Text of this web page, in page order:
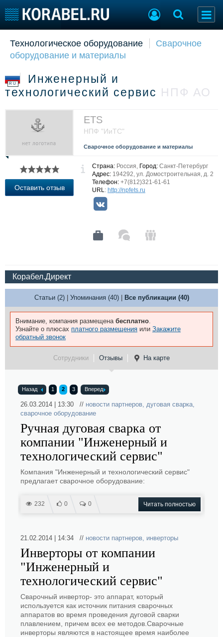
Судостроение
Пульс
Компании
Репутация
Крюинг
Журнал
Реклама
Торговая площадка
Доска объявлений
Оборудование
Изделия
Услуги
Конференции
Выставки и семинары
Личности
Флот
Галерея флота
Технологическое оборудование
Сварочное
оборудование и материалы
RU
Инженерный и
технологический сервис НПФ АО
ETS
НПФ "ИиТС"
Сварочное оборудование и материалы
Оставить отзыв
Страна: Россия, Город: Санкт-Петербург
Адрес: 194292, ул. Домостроительная, д. 2
Телефон: +7(812)321-61-61
URL: http://npfets.ru
Корабел.Директ
Статьи (2)| Упоминания (40)| Все публикации (40)
Внимание, компания размещена бесплатно.
Узнайте о плюсах платного размещения или Закажите
обратный звонок
Сотрудники Отзывы На карте
Назад 1 2 3 Вперед
26.03.2014 | 13:30 // новости партнеров, дуговая сварка,
сварочное оборудование
Ручная дуговая сварка от
компании "Инженерный и
технологический сервис"
Компания "Инженерный и технологический сервис"
предлагает сварочное оборудование:
232 0 0 Читать полностью
21.02.2014 | 14:34 // новости партнеров, инверторы
Инверторы от компании
"Инженерный и
технологический сервис"
Сварочный инвертор- это аппарат, который
используется как источник питания сварочных
аппаратов во время проведения дуговой сварки
плавлением, причем всех ее методов.Сварочные
инверторы являются в настоящее время наиболее